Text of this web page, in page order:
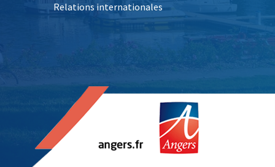
Relations internationales
Ouvre une nouvelle fenêtre
fenêtre